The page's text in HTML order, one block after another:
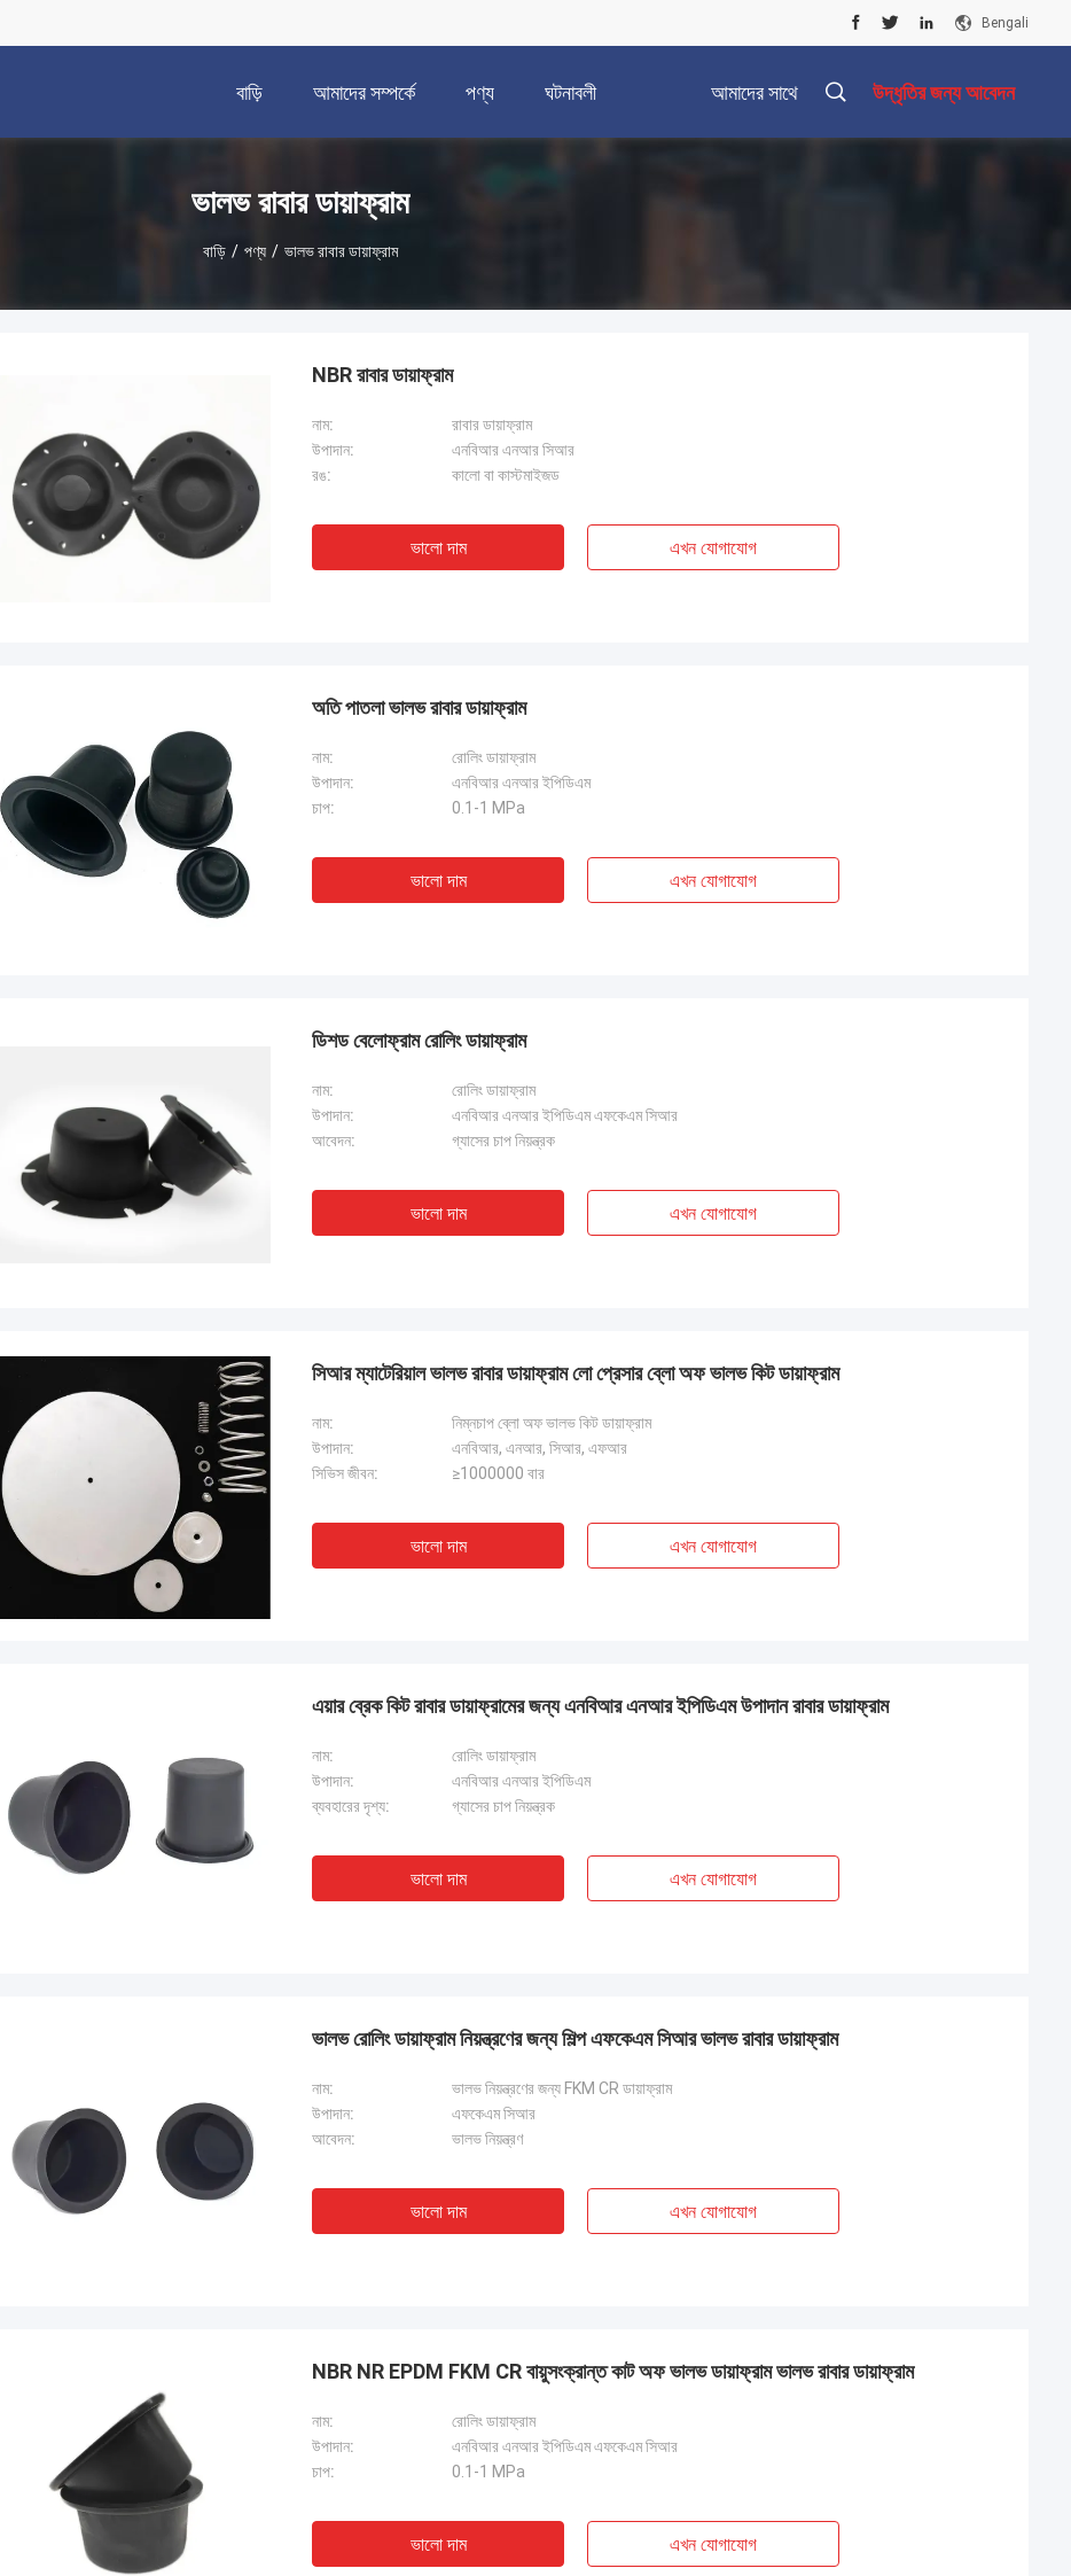
Bengali
বাড়ি আমাদের সম্পর্কে পণ্য ঘটনাবলী আমাদের সাথে উদ্ধৃতির জন্য আবেদন
ভালভ রাবার ডায়াফ্রাম
বাড়ি / পণ্য / ভালভ রাবার ডায়াফ্রাম
২০২০ সালে হংকমের সাথে সহযোগিতা করার পর থেকে, তাদের
নৌ-গ্রেডের রাবার ডায়াফ্রাগম এবং শিল্প শক শোষকগুলি শূন্য
ব্যর্থতার পারফরম্যান্স সরবরাহ করেছে,আমাদের বন্দর ক্রেনের
জন্য নিরবচ্ছিন্ন অপারেশন নিশ্চিত করা, ড্রেজার প্রপুলশন
সিস্টেম, এবং এলএনজি ক্যারিয়ার সরঞ্জাম।
NBR রাবার ডায়াফ্রাম
নাম:
রাবার ডায়াফ্রাম
উপাদান:
এনবিআর এনআর সিআর
রঙ:
কালো বা কাস্টমাইজড
ভালো দাম এখন যোগাযোগ
অতি পাতলা ভালভ রাবার ডায়াফ্রাম
নাম:
রোলিং ডায়াফ্রাম
উপাদান:
এনবিআর এনআর ইপিডিএম
চাপ:
0.1-1 MPa
ভালো দাম এখন যোগাযোগ
ডিশড বেলোফ্রাম রোলিং ডায়াফ্রাম
নাম:
রোলিং ডায়াফ্রাম
উপাদান:
এনবিআর এনআর ইপিডিএম এফকেএম সিআর
আবেদন:
গ্যাসের চাপ নিয়ন্ত্রক
ভালো দাম এখন যোগাযোগ
সিআর ম্যাটেরিয়াল ভালভ রাবার ডায়াফ্রাম লো প্রেসার ব্লো অফ ভালভ কিট ডায়াফ্রাম
নাম:
নিম্নচাপ ব্লো অফ ভালভ কিট ডায়াফ্রাম
উপাদান:
এনবিআর, এনআর, সিআর, এফআর
সিভিস জীবন:
≥1000000 বার
ভালো দাম এখন যোগাযোগ
এয়ার ব্রেক কিট রাবার ডায়াফ্রামের জন্য এনবিআর এনআর ইপিডিএম উপাদান রাবার ডায়াফ্রাম
নাম:
রোলিং ডায়াফ্রাম
উপাদান:
এনবিআর এনআর ইপিডিএম
ব্যবহারের দৃশ্য:
গ্যাসের চাপ নিয়ন্ত্রক
ভালো দাম এখন যোগাযোগ
ভালভ রোলিং ডায়াফ্রাম নিয়ন্ত্রণের জন্য শিল্প এফকেএম সিআর ভালভ রাবার ডায়াফ্রাম
নাম:
ভালভ নিয়ন্ত্রণের জন্য FKM CR ডায়াফ্রাম
উপাদান:
এফকেএম সিআর
আবেদন:
ভালভ নিয়ন্ত্রণ
ভালো দাম এখন যোগাযোগ
NBR NR EPDM FKM CR বায়ুসংক্রান্ত কাট অফ ভালভ ডায়াফ্রাম ভালভ রাবার ডায়াফ্রাম
নাম:
রোলিং ডায়াফ্রাম
উপাদান:
এনবিআর এনআর ইপিডিএম এফকেএম সিআর
চাপ:
0.1-1 MPa
ভালো দাম এখন যোগাযোগ